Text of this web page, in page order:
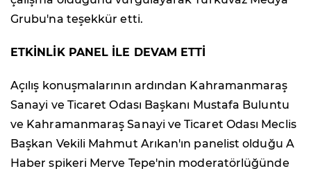
Grubu'na teşekkür etti.
ETKİNLİK PANEL İLE DEVAM ETTİ
Açılış konuşmalarının ardından Kahramanmaraş
Sanayi ve Ticaret Odası Başkanı Mustafa Buluntu
ve Kahramanmaraş Sanayi ve Ticaret Odası Meclis
Başkan Vekili Mahmut Arıkan'ın panelist olduğu A
Haber spikeri Merve Tepe'nin moderatörlüğünde